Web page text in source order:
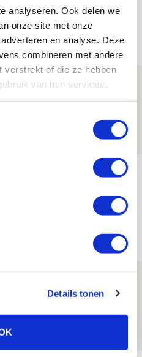
analyseren. Ook delen we
onze site met onze
en analyse. Deze
combineren met andere
verstrekt of die ze hebben
van hun services.
Details tonen
bleven door
update en
Shelbourne